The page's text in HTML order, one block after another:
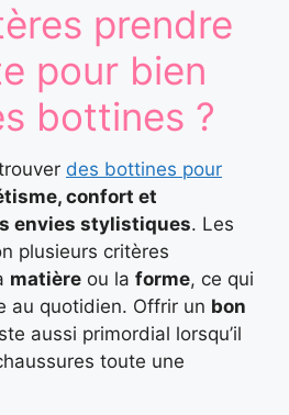
prendre
pour bien
bottines ?
des bottines pour
confort et
envies stylistiques. Les
plusieurs critères
matière ou la forme, ce qui
au quotidien. Offrir un bon
aussi primordial lorsqu’il
toute une